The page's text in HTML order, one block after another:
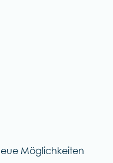
Möglichkeiten